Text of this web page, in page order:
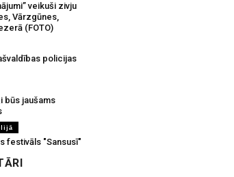
veikuši zivju
Vārzgūnes,
(FOTO)
policijas
būs jaušams
festivāls "Sansusī"